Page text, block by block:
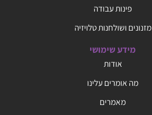
פינות עבודה
מזנונים ושולחנות טלויזיה
מידע שימושי
אודות
מה אומרים עלינו
מאמרים